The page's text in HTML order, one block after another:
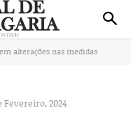
alterações nas medidas
Fevereiro, 2024